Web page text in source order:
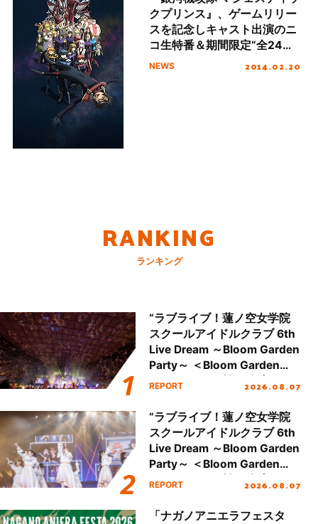
クプリンス』、ゲームリリー
スを記念しキャスト出演のニ
コ生特番＆期間限定“全24話
無料配信”決定！
NEWS 2014.02.20
RANKING
ランキング
“ラブライブ！蓮ノ空女学院
スクールアイドルクラブ 6th
Live Dream ～Bloom Garden
Party～ ＜Bloom Garden
Party Stage／埼玉公演＞”
REPORT 2026.08.07
“ラブライブ！蓮ノ空女学院
スクールアイドルクラブ 6th
Live Dream ～Bloom Garden
Party～ ＜Bloom Garden
Party Stage／埼玉公演＞”
REPORT 2026.08.07
「ナガノアニエラフェスタ